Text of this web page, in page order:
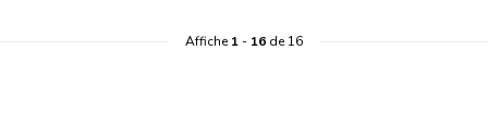
Affiche1- 16 de 16